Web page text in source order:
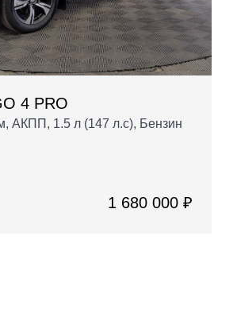
4 PRO
АКПП, 1.5 л (147 л.с), Бензин
1 680 000 ₽